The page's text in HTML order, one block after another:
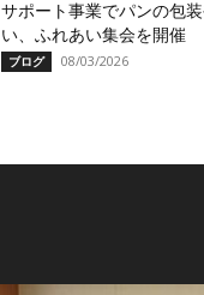
サポート事業でパンの包
い、ふれあい集会を開催
ブログ 08/03/2026